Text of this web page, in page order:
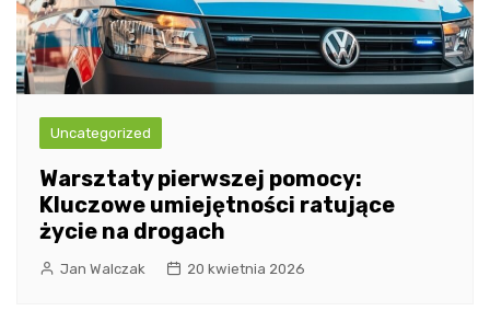
Uncategorized
Warsztaty pierwszej pomocy:
Kluczowe umiejętności ratujące
życie na drogach
Jan Walczak 20 kwietnia 2026